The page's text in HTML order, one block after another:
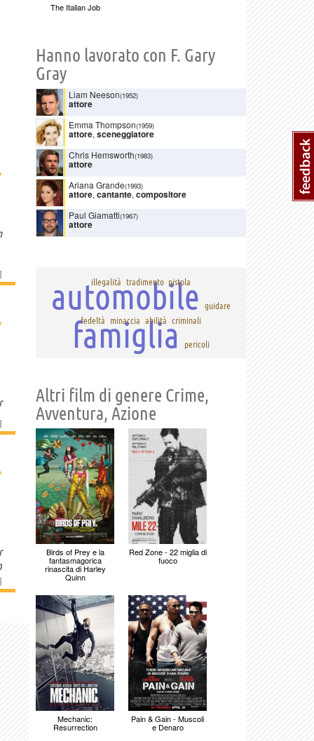
]
]
]
The Italian Job
Hanno lavorato con F. Gary
Gray
Liam Neeson(1952)
attore
Emma Thompson(1959)
attore, sceneggiatore
Chris Hemsworth(1983)
attore
Ariana Grande(1993)
attore, cantante, compositore
Paul Giamatti(1967)
attore
illegalità tradimento pistola
automobile
guidare
fedeltà
minaccia abilità criminali
famiglia pericoli
Altri film di genere Crime,
Avventura, Azione
Birds of Prey e la
fantasmagorica
rinascita di Harley
Quinn
Red Zone - 22 miglia di
fuoco
Mechanic:
Resurrection
Pain & Gain - Muscoli
e Denaro